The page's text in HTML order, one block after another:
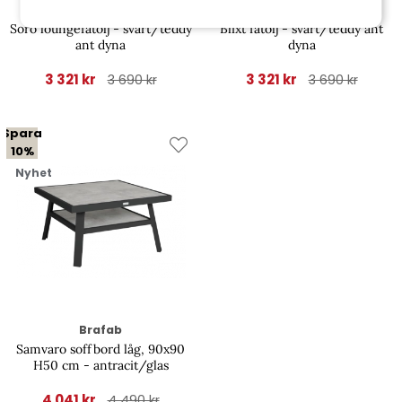
Soro loungefåtölj - svart/teddy
ant dyna
3 321 kr 3 690 kr
Blixt fåtölj - svart/teddy ant
dyna
3 321 kr 3 690 kr
Spara
10%
Nyhet
Brafab
Samvaro soffbord låg, 90x90
H50 cm - antracit/glas